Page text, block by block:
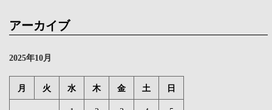
アーカイブ
2025年10月
月 火 水 木 金 土 日